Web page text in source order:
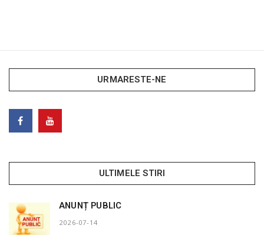
URMARESTE-NE
ULTIMELE STIRI
ANUNȚ PUBLIC
2026-07-14